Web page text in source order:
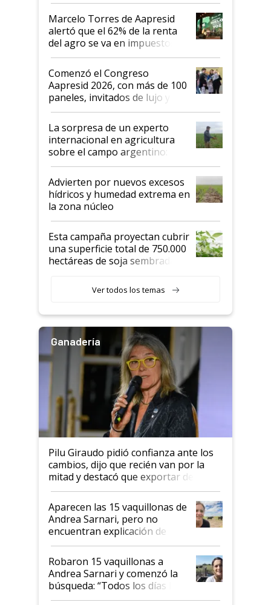
"Los veo más motivados"
Marcelo Torres de Aapresid
alertó que el 62% de la renta
del agro se va en impuestos:
"No es bueno que en
Argentina se sigan discutiendo
las mismas cosas de hace 50
años"
Comenzó el Congreso
Aapresid 2026, con más de 100
paneles, invitados de lujo y
todas las tendencias
La sorpresa de un experto
internacional en agricultura
sobre el campo argentino:
"Estoy muy impresionado"
Advierten por nuevos excesos
hídricos y humedad extrema en
la zona núcleo
Esta campaña proyectan cubrir
una superficie total de 750.000
hectáreas de soja sembradas
variedades que marcan un
salto tecnológico en genética y
Ver todos los temas
Ganadería
Pilu Giraudo pidió confianza ante los
cambios, dijo que recién van por la
mitad y destacó que exportar dejó de
ser "para unos pocos": "Tenemos un
mandato muy claro del gobierno
nacional"
Aparecen las 15 vaquillonas de
Andrea Sarnari, pero no
encuentran explicación de
cómo llegaron allí
Robaron 15 vaquillonas a
Andrea Sarnari y comenzó la
búsqueda: “Todos los días le
toca a algún productor”